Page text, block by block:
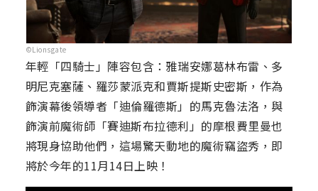
©Lionsgate
年輕「四騎士」陣容包含：雅瑞安娜葛林布雷、多
明尼克塞薩、羅莎蒙派克和賈斯提斯史密斯，作為
飾演幕後領導者「迪倫羅德斯」的馬克魯法洛，與
飾演前魔術師「賽迪斯布拉德利」的摩根費里曼也
將現身協助他們，這場驚天動地的魔術竊盜秀，即
將於今年的11月14日上映！